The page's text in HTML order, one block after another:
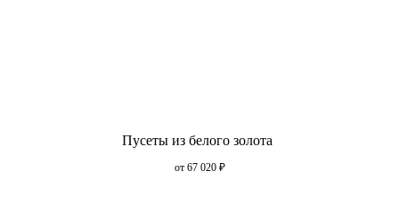
Пусеты из белого золота
от 67 020 ₽